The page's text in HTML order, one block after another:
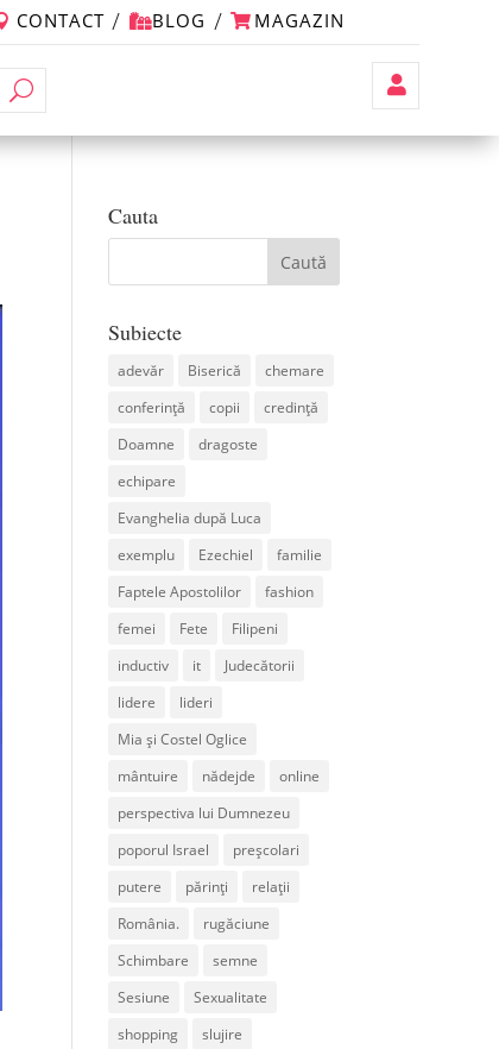
CONTACT BLOG MAGAZIN
Cauta
Subiecte
adevăr Biserică
chemare
conferință
copii
credință
Doamne
dragoste
echipare
Evanghelia după Luca
exemplu
Ezechiel
familie
Faptele Apostolilor
fashion
femei
Fete
Filipeni
inductiv
it
Judecătorii
lidere
lideri
Mia și Costel Oglice
mântuire
nădejde
online
perspectiva lui Dumnezeu
poporul Israel
preșcolari
putere
părinți
relații
România.
rugăciune
Schimbare
semne
Sesiune
Sexualitate
shopping
slujire